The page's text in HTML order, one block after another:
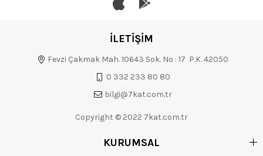
İLETİŞİM
Fevzi Çakmak Mah. 10643 Sok. No : 17 P.K. 42050
0 332 233 80 80
bilgi@7kat.com.tr
Copyright © 2022 7kat.com.tr
KURUMSAL